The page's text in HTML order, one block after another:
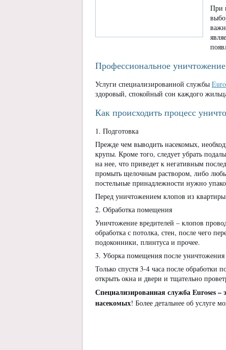
При
Профессиональное
Услуги специализированной службы
здоровый, спокойный сон каждого
Как происходить процесс
1. Подготовка
Прежде чем выводить насекомых,
крупы. Кроме того, следует убрать
на нее, что приведет к негативным
промыть щелочным раствором, либо
постельные принадлежности нужно
Перед уничтожением клопов из
2. Обработка помещения
Уничтожение вредителей – клопов
обработка с потолка, стен, после чего
подоконники, плинтуса и прочее.
3. Уборка помещения после уничтожения
Только спустя 3-4 часа после обработки
открыть окна и двери и тщательно
Специализированная служба Euroses
насекомых! Более детальнее об услуге